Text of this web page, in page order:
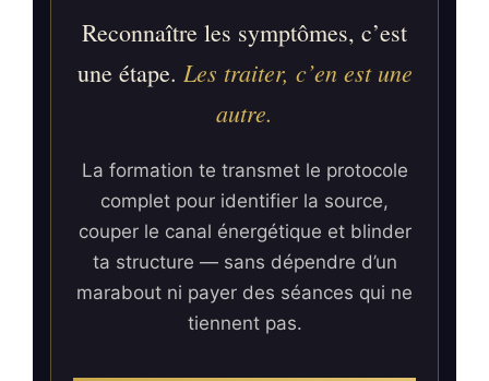
Reconnaître les symptômes, c’est
une étape. Les traiter, c’en est une
autre.
La formation te transmet le protocole
complet pour identifier la source,
couper le canal énergétique et blinder
ta structure — sans dépendre d’un
marabout ni payer des séances qui ne
tiennent pas.